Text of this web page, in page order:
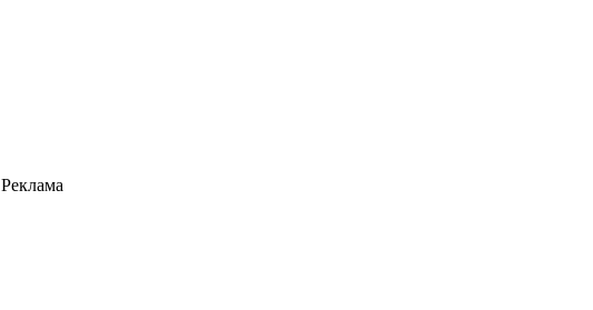
Реклама